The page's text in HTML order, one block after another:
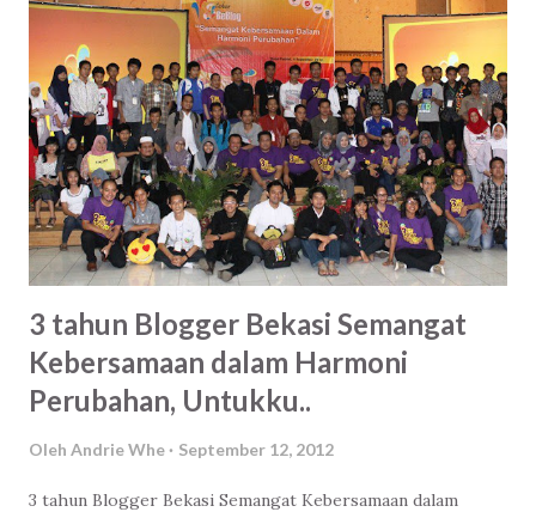
mandiri! Jaya! Jaya! Jaya! Terlalu menjiwai Ndri! Wkwkwk
Paling tidak hikmah dari berita ini ada kesadaran. Kenapa
ada satu kitab suci yang bisa dihafal jutaan manusia, ada
ratusan ribu perkataan manusia yang tidak dilukiskan
wajahnya bisa menjadi panduan dalam kehidupan. Dan tentu
saja, ada Tuhan Yang Berkehendak menjaganya sampai akhir
zaman.
3 tahun Blogger Bekasi Semangat
Kebersamaan dalam Harmoni
Perubahan, Untukku..
Oleh Andrie Whe September 12, 2012
3 tahun Blogger Bekasi Semangat Kebersamaan dalam